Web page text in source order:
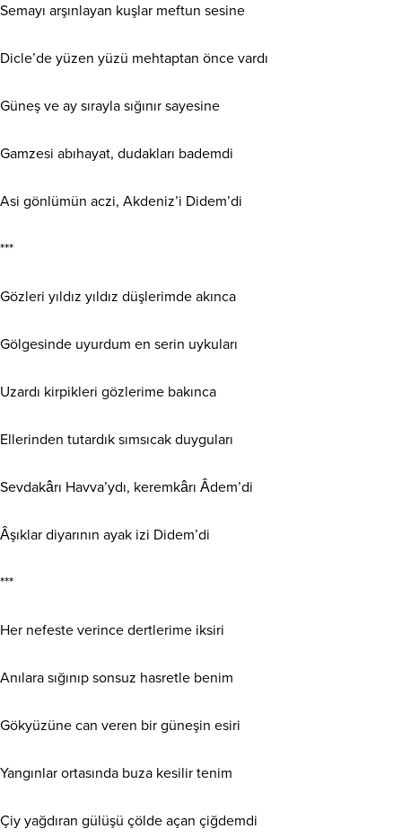
Semayı arşınlayan kuşlar meftun sesine
Dicle’de yüzen yüzü mehtaptan önce vardı
Güneş ve ay sırayla sığınır sayesine
Gamzesi abıhayat, dudakları bademdi
Asi gönlümün aczi, Akdeniz’i Didem’di
***
Gözleri yıldız yıldız düşlerimde akınca
Gölgesinde uyurdum en serin uykuları
Uzardı kirpikleri gözlerime bakınca
Ellerinden tutardık sımsıcak duyguları
Sevdakârı Havva’ydı, keremkârı Âdem’di
Âşıklar diyarının ayak izi Didem’di
***
Her nefeste verince dertlerime iksiri
Anılara sığınıp sonsuz hasretle benim
Gökyüzüne can veren bir güneşin esiri
Yangınlar ortasında buza kesilir tenim
Çiy yağdıran gülüşü çölde açan çiğdemdi